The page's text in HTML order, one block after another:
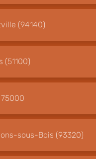
(94140)
(51100)
sous-Bois (93320)